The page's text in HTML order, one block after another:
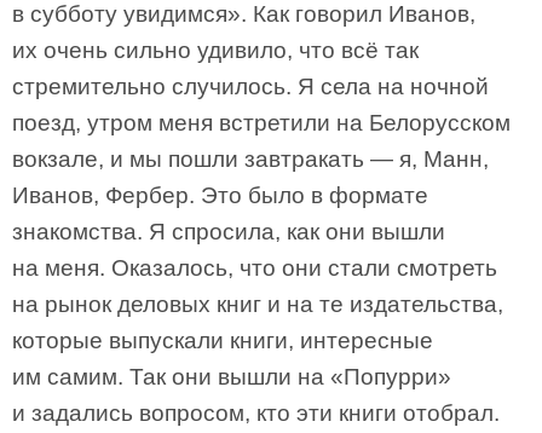
в субботу увидимся». Как говорил Иванов,
их очень сильно удивило, что всё так
стремительно случилось. Я села на ночной
поезд, утром меня встретили на Белорусском
вокзале, и мы пошли завтракать — я, Манн,
Иванов, Фербер. Это было в формате
знакомства. Я спросила, как они вышли
на меня. Оказалось, что они стали смотреть
на рынок деловых книг и на те издательства,
которые выпускали книги, интересные
им самим. Так они вышли на «Попурри»
и задались вопросом, кто эти книги отобрал.